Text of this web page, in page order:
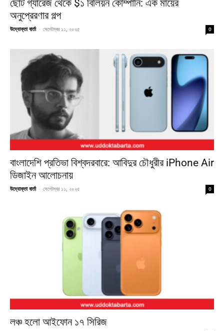
ছোট গ্যারেজ থেকে $১ বিলিয়ন কোম্পানি: এক মায়ের
অনুপ্রেরণার গল্প
উদ্যোক্তা বার্তা - সেপ্টেম্বর ১১, ২০২৫ 0
বাংলাদেশি প্রতিভা বিশ্বদরবারে: আবিদুর চৌধুরীর iPhone Air
ডিজাইন আলোচনায়
উদ্যোক্তা বার্তা - সেপ্টেম্বর ১১, ২০২৫ 0
লঞ্চ হলো আইফোন ১৭ সিরিজ